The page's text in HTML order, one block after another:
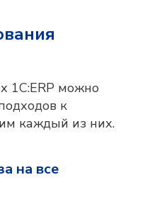
1С:ERP можно
к
каждый из них.
на все